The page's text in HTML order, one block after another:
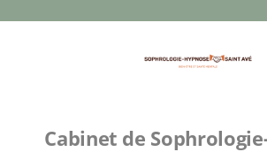
Cabinet de